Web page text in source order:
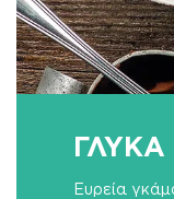
ΓΛΥΚΑ
Ευρεία